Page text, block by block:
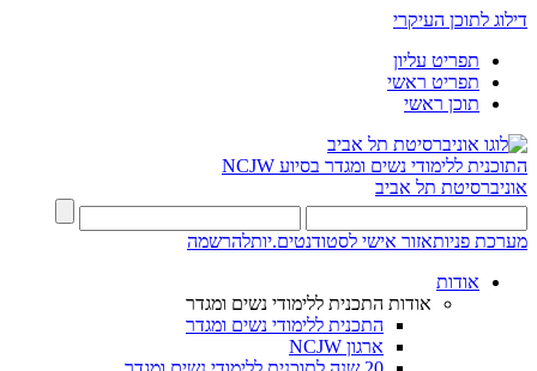
דילוג לתוכן העיקרי
תפריט עליון
תפריט ראשי
תוכן ראשי
התוכנית ללימודי נשים ומגדר בסיוע NCJW
אוניברסיטת תל אביב
מערכת פניותאזור אישי לסטודנטים.יותלהרשמה
אודות
אודות התכנית ללימודי נשים ומגדר
התכנית ללימודי נשים ומגדר
ארגון NCJW